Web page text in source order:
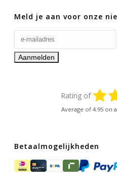
Meld je aan voor onze
Rating of
Average of 4.95 on
Betaalmogelijkheden